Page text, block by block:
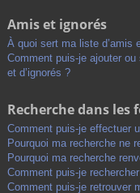
Amis et ignorés
À quoi sert ma liste d’amis
Comment puis-je ajouter
et d’ignorés ?
Recherche dans les
Comment puis-je effectuer
Pourquoi ma recherche ne
Pourquoi ma recherche
Comment puis-je
Comment puis-je retrouver